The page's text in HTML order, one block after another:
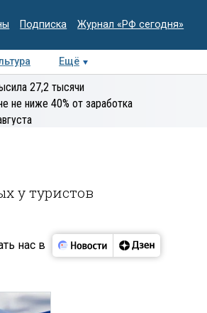
Подписка Журнал «РФ сегодня»
Ещё
Колумнисты
экспертиза
27,2 тысячи
не ниже 40% от заработка
у туристов
нас в